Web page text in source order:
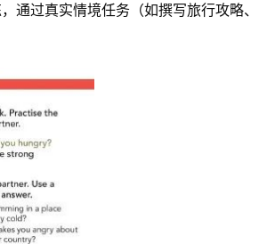
，通过真实情境任务（如撰写旅行攻略、